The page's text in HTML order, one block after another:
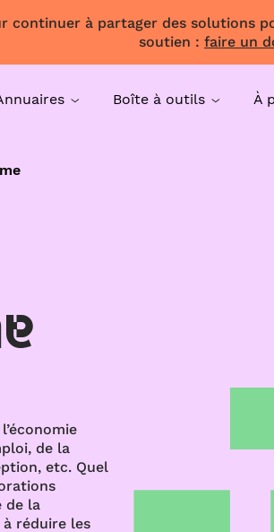
continuer à partager des solutions
soutien : faire un
Boîte à outils À
de la
etc. Quel
de la
réduire les